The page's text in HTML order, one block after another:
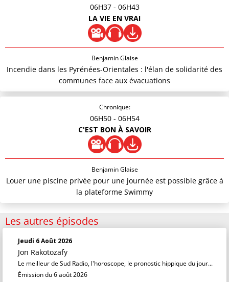
06H37 - 06H43
LA VIE EN VRAI
Benjamin Glaise
Incendie dans les Pyrénées-Orientales : l'élan de solidarité des
communes face aux évacuations
Chronique:
06H50 - 06H54
C'EST BON À SAVOIR
Benjamin Glaise
Louer une piscine privée pour une journée est possible grâce à
la plateforme Swimmy
Les autres épisodes
Jeudi 6 Août 2026
Jon Rakotozafy
Le meilleur de Sud Radio, l'horoscope, le pronostic hippique du jour...
Émission du 6 août 2026